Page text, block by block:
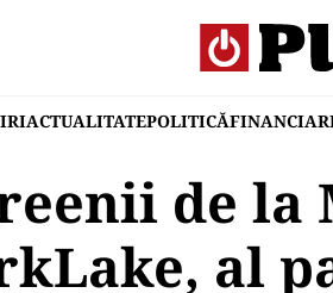
ACTUALITATEPOLITICĂFINANCIAR
de la
al